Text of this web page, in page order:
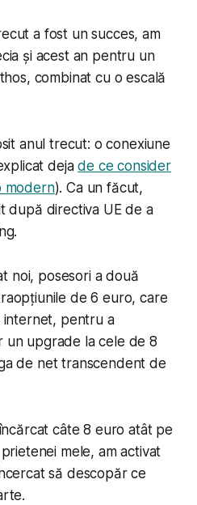
a fost un succes, am
și acest an pentru un
combinat cu o escală
anul trecut: o conexiune
dejade ce consider
modern). Ca un făcut,
după directiva UE de a
noi, posesori a două
de 6 euro, care
internet, pentru a
un upgrade la cele de 8
de net transcendent de
câte 8 euro atât pe
mele, am activat
să descopăr ce